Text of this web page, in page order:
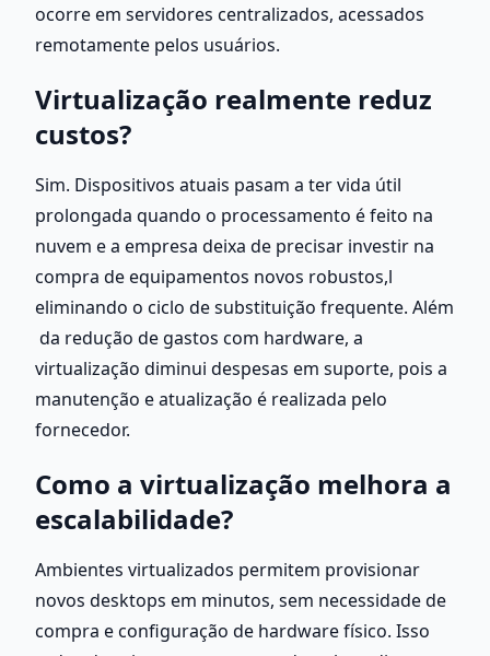
ocorre em servidores centralizados, acessados
remotamente pelos usuários.
Virtualização realmente reduz
custos?
Sim. Dispositivos atuais pasam a ter vida útil
prolongada quando o processamento é feito na
nuvem e a empresa deixa de precisar investir na
compra de equipamentos novos robustos,l
eliminando o ciclo de substituição frequente. Além
da redução de gastos com hardware, a
virtualização diminui despesas em suporte, pois a
manutenção e atualização é realizada pelo
fornecedor.
Como a virtualização melhora a
escalabilidade?
Ambientes virtualizados permitem provisionar
novos desktops em minutos, sem necessidade de
compra e configuração de hardware físico. Isso